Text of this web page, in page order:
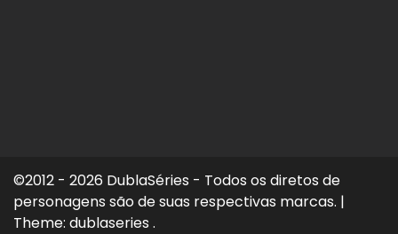
©2012 - 2026 DublaSéries - Todos os diretos de
personagens são de suas respectivas marcas. |
Theme: dublaseries .